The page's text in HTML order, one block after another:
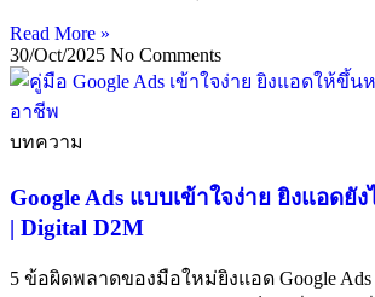
Read More »
30/Oct/2025 No Comments
บทความ
Google Ads แบบเข้าใจง่าย ยิงแอดยั
| Digital D2M
5 ข้อผิดพลาดของมือใหม่ยิงแอด Google